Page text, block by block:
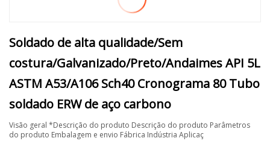
Soldado de alta qualidade/Sem
costura/Galvanizado/Preto/Andaimes API 5L
ASTM A53/A106 Sch40 Cronograma 80 Tubo
soldado ERW de aço carbono
Visão geral *Descrição do produto Descrição do produto Parâmetros
do produto Embalagem e envio Fábrica Indústria Aplicaç